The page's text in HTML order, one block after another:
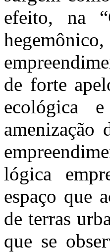
efeito, na
de forte
ecológica
lógica
espaço que
de terras
que se